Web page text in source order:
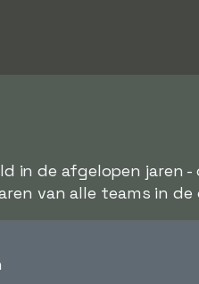
in de afgelopen jaren
van alle teams in